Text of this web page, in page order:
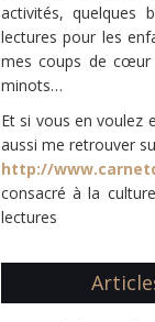
activités, quelques
lectures pour les
mes coups de
minots…
Et si vous en voulez
aussi me retrouver
http://
consacré à la
lectures